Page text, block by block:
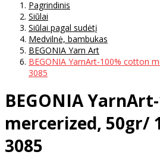
Pagrindinis
Siūlai
Siūlai pagal sudėtį
Medvilnė, bambukas
BEGONIA Yarn Art
BEGONIA YarnArt-100% cotton
3085
BEGONIA
mercerized, 50gr/
3085